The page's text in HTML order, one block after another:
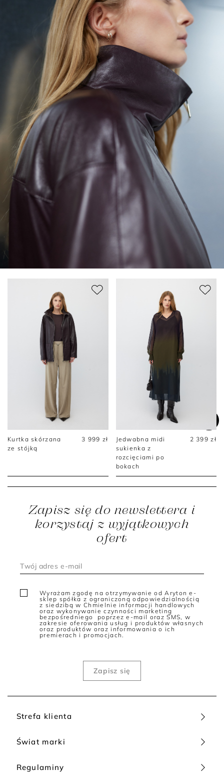
Kurtka skórzana
ze stójką
3 999 zł
Jedwabna midi
sukienka z
rozcięciami po
bokach
2 399 zł
Strefa klienta
Świat marki
Regulaminy
Zapisz się do newslettera i
korzystaj z wyjątkowych
ofert
Wyrażam zgodę na otrzymywanie od Aryton e-
sklep spółka z ograniczoną odpowiedzialnością
z siedzibą w Chmielnie informacji handlowych
oraz wykonywanie czynności marketing
bezpośredniego poprzez e-mail oraz SMS, w
zakresie oferowania usług i produktów własnych
oraz produktów oraz informowania o ich
premierach i promocjach.